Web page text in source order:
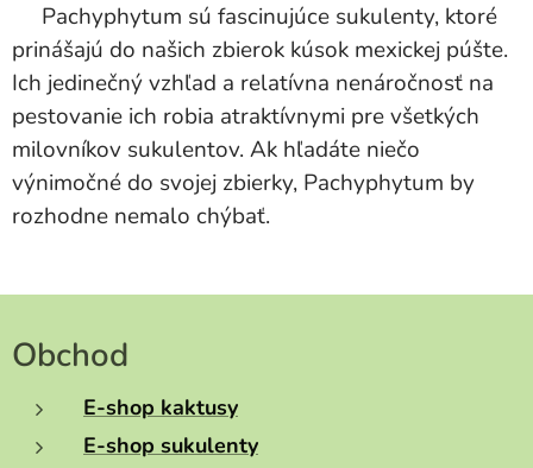
Pachyphytum sú fascinujúce sukulenty, ktoré
prinášajú do našich zbierok kúsok mexickej púšte.
Ich jedinečný vzhľad a relatívna nenáročnosť na
pestovanie ich robia atraktívnymi pre všetkých
milovníkov sukulentov. Ak hľadáte niečo
výnimočné do svojej zbierky, Pachyphytum by
rozhodne nemalo chýbať.
Obchod
E-shop kaktusy
E-shop sukulenty